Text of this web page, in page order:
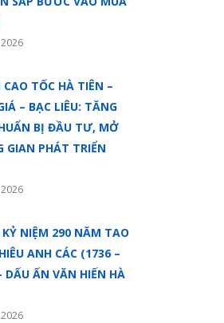
TỐC HÀ TIÊN –
– BẠC LIÊU: TĂNG
BỊ ĐẦU TƯ, MỞ
GIAN PHÁT TRIỂN
KỶ NIỆM 290 NĂM TAO
ANH CÁC (1736 –
DẤU ẤN VĂN HIẾN HÀ